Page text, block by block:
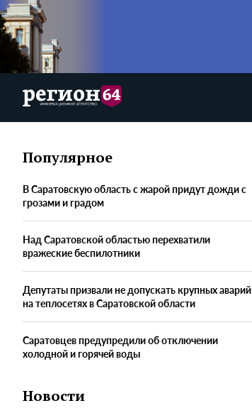
Популярное
В Саратовскую область с жарой придут дожди с
грозами и градом
Над Саратовской областью перехватили
вражеские беспилотники
Депутаты призвали не допускать крупных аварий
на теплосетях в Саратовской области
Саратовцев предупредили об отключении
холодной и горячей воды
Новости